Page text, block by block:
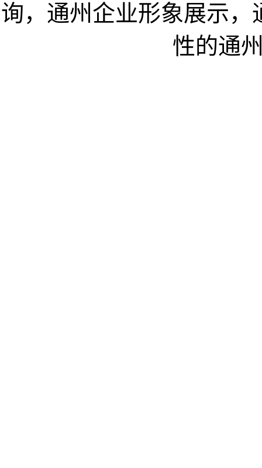
询，通州企业形象展示
性的通